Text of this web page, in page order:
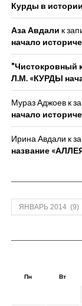
Курды в
Аза Авдали к
начало
"Чистокровный
Л.М. «КУРДЫ
Мураз Аджоевк
начало
Ирина Авдали к
название
Архивы
Пн Вт